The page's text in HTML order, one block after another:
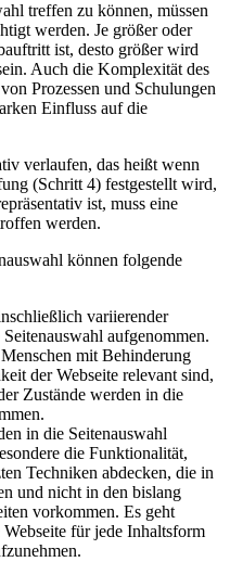
treffen zu können, müssen
werden. Je größer oder
ist, desto größer wird
Auch die Komplexität des
Prozessen und Schulungen
Einfluss auf die
verlaufen, das heißt wenn
(Schritt 4) festgestellt wird,
ist, muss eine
werden.
können folgende
variierender
aufgenommen.
mit Behinderung
der Webseite relevant sind,
Zustände werden in die
in die Seitenauswahl
die Funktionalität,
Techniken abdecken, die in
und nicht in den bislang
vorkommen. Es geht
für jede Inhaltsform